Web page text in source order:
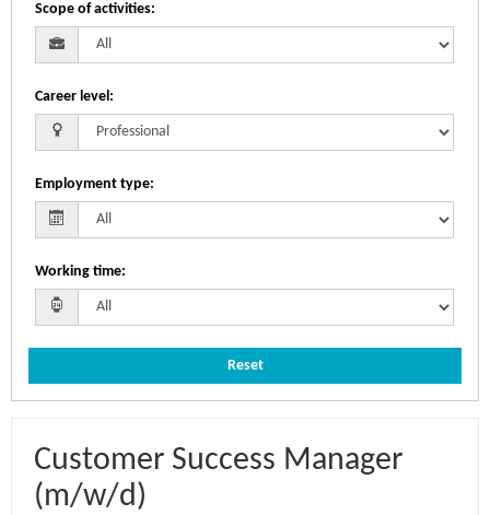
Scope of activities:
Career level:
Employment type:
Working time:
Reset
Customer Success Manager
(m/w/d)